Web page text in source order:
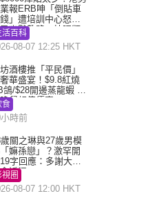
報ERB呻「倒貼車
」遭培訓中心怒轟
幽默教路：揀呢類
唔會蝕...
活百科
08-07 12:25 HKT
酒樓推「平民價」
華盛宴！$9.8紅燒
鴿/$28開邊蒸龍蝦 3
餐超值優惠
食
時前
關之琳與27歲男模
嫲孫戀」？激罕開
字回應：多謝大家
近況
視圈
08-07 12:00 HKT